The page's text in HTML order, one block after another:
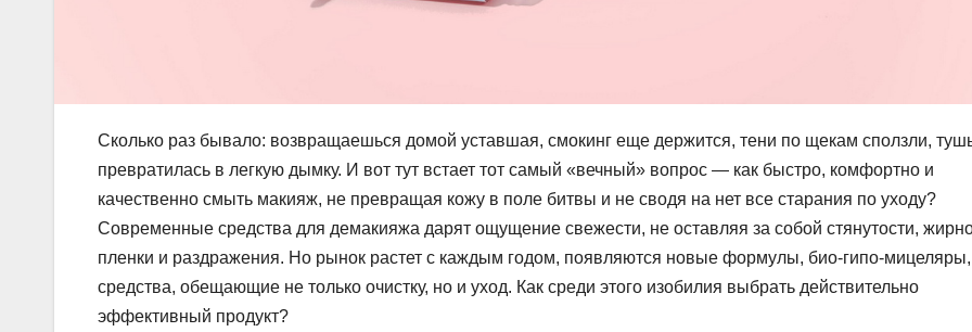
Сколько раз бывало: возвращаешься домой уставшая, смокинг еще держится, тени по щекам сползли,
превратилась в легкую дымку. И вот тут встает тот самый «вечный» вопрос — как быстро, комфортно и
качественно смыть макияж, не превращая кожу в поле битвы и не сводя на нет все старания по уходу?
Современные средства для демакияжа дарят ощущение свежести, не оставляя за собой стянутости,
пленки и раздражения. Но рынок растет с каждым годом, появляются новые формулы, био-гипо-мицеляры,
средства, обещающие не только очистку, но и уход. Как среди этого изобилия выбрать действительно
эффективный продукт?